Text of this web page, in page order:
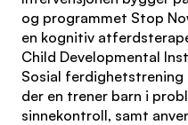
og programmet Stop
en kognitiv
Child Developmental
Sosial
der en trener barn i
sinnekontroll, samt